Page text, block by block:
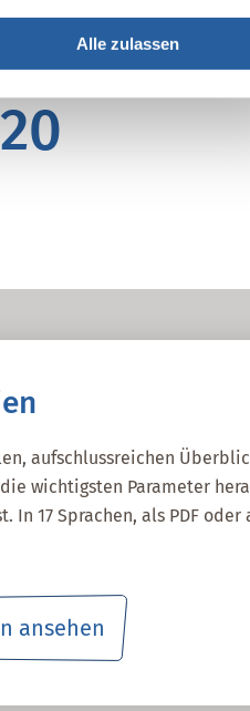
Alle zulassen
aufschlussreichen
wichtigsten Parameter
In 17 Sprachen, als PDF
ansehen